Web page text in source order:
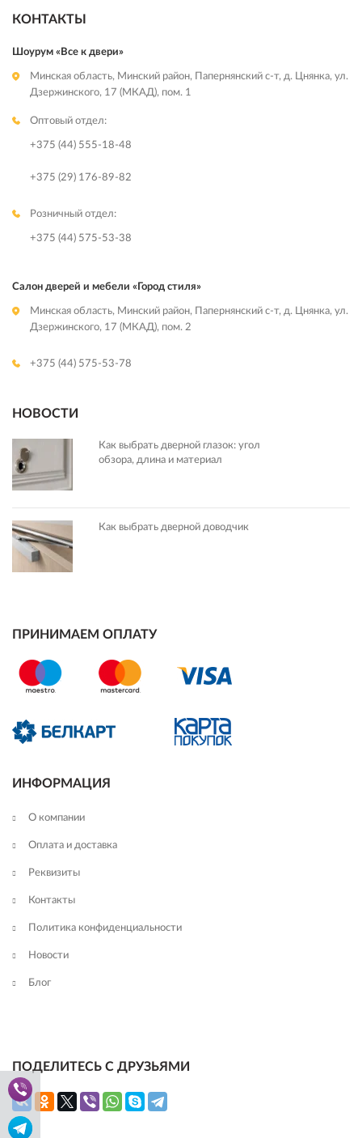
КОНТАКТЫ
Шоурум «Все к двери»
Минская область, Минский район, Папернянский с-т, д. Цнянка, ул.
Дзержинского, 17 (МКАД), пом. 1
Оптовый отдел:
+375 (44) 555-18-48
+375 (29) 176-89-82
Розничный отдел:
+375 (44) 575-53-38
Салон дверей и мебели «Город стиля»
Минская область, Минский район, Папернянский с-т, д. Цнянка, ул.
Дзержинского, 17 (МКАД), пом. 2
+375 (44) 575-53-78
НОВОСТИ
Как выбрать дверной глазок: угол
обзора, длина и материал
Как выбрать дверной доводчик
ПРИНИМАЕМ ОПЛАТУ
ИНФОРМАЦИЯ
О компании
Оплата и доставка
Реквизиты
Контакты
Политика конфиденциальности
Новости
Блог
ПОДЕЛИТЕСЬ С ДРУЗЬЯМИ